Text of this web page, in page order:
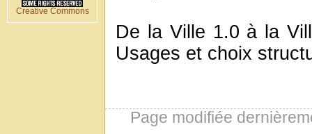
Creative Commons
De la Ville 1.0 à la
Usages et choix
Page modifiée